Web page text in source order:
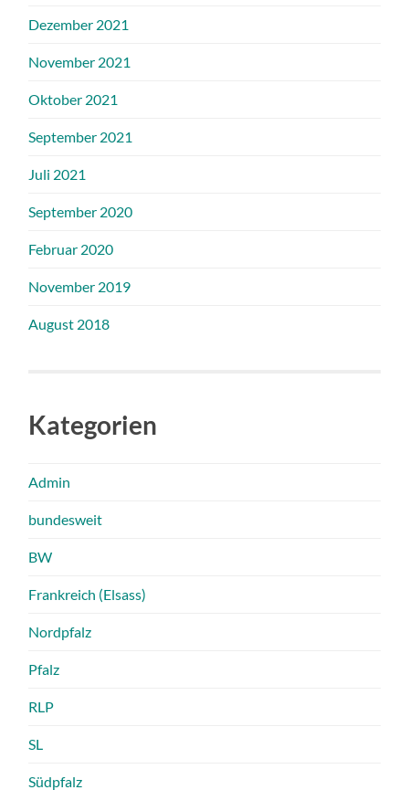
Dezember 2021
November 2021
Oktober 2021
September 2021
Juli 2021
September 2020
Februar 2020
November 2019
August 2018
Kategorien
Admin
bundesweit
BW
Frankreich (Elsass)
Nordpfalz
Pfalz
RLP
SL
Südpfalz